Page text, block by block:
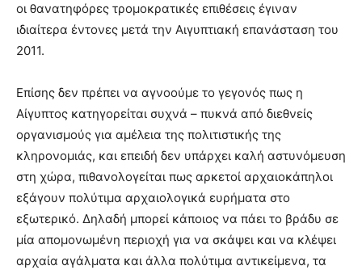
οι θανατηφόρες τρομοκρατικές επιθέσεις έγιναν
ιδιαίτερα έντονες μετά την Αιγυπτιακή επανάσταση του
2011.
Επίσης δεν πρέπει να αγνοούμε το γεγονός πως η
Αίγυπτος κατηγορείται συχνά – πυκνά από διεθνείς
οργανισμούς για αμέλεια της πολιτιστικής της
κληρονομιάς, και επειδή δεν υπάρχει καλή αστυνόμευση
στη χώρα, πιθανολογείται πως αρκετοί αρχαιοκάπηλοι
εξάγουν πολύτιμα αρχαιολογικά ευρήματα στο
εξωτερικό. Δηλαδή μπορεί κάποιος να πάει το βράδυ σε
μία απομονωμένη περιοχή για να σκάψει και να κλέψει
αρχαία αγάλματα και άλλα πολύτιμα αντικείμενα, τα